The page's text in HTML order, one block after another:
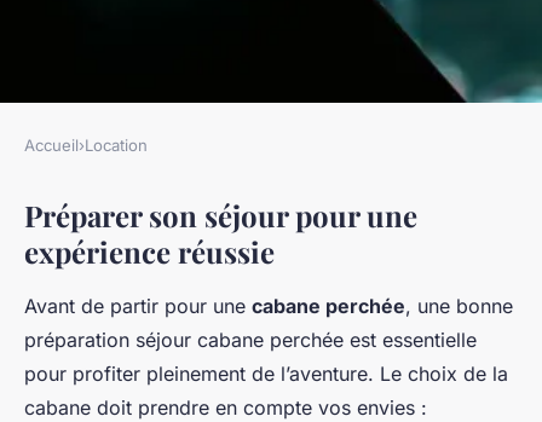
Secrets Essentiels pour Vivre
une Aventure Mémorable en
Cabane Perchée dans les
Arbres
Lou 23 avril 2025 4 min de lecture
Accueil›Location
Préparer son séjour pour une
expérience réussie
Avant de partir pour une cabane perchée, une bonne
préparation séjour cabane perchée est essentielle
pour profiter pleinement de l’aventure. Le choix de la
cabane doit prendre en compte vos envies :